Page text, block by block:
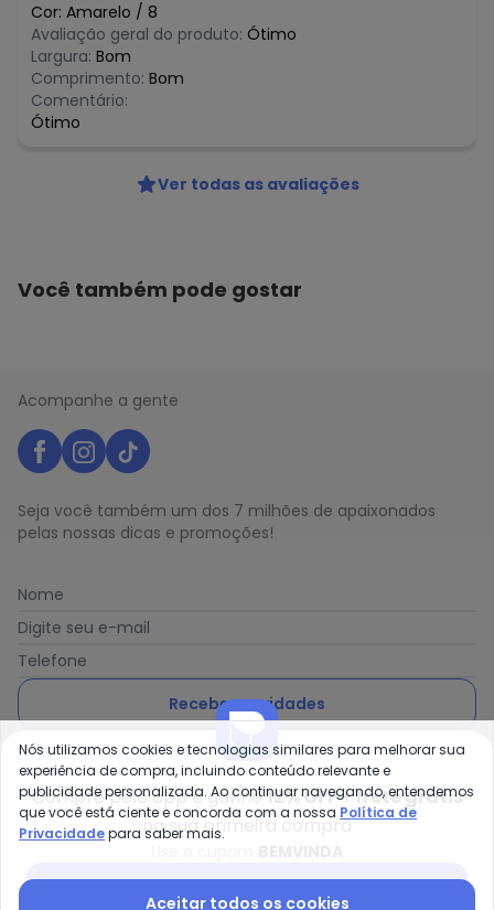
Cor: Amarelo / 8
Avaliação geral do produto: Ótimo
Largura: Bom
Comprimento: Bom
Comentário:
Ótimo
Ver todas as avaliações
Você também pode gostar
Acompanhe a gente
Seja você também um dos 7 milhões de apaixonados
pelas nossas dicas e promoções!
Nome
Digite seu e-mail
Telefone
Receber novidades
Ao enviar o cadastro, você concorda com a nossa Política
de Privacidade
Posthaus é uma marca da Posthaus Ltda / CNPJ:
80.462.138/0001-41
Compre pelo app e ganhe12% OFF + frete grátis
na sua primeira compra
Nós utilizamos cookies e tecnologias similares para melhorar sua
experiência de compra, incluindo conteúdo relevante e
publicidade personalizada. Ao continuar navegando, entendemos
que você está ciente e concorda com a nossa Política de
Privacidadepara saber mais.
Aceitar todos os cookies